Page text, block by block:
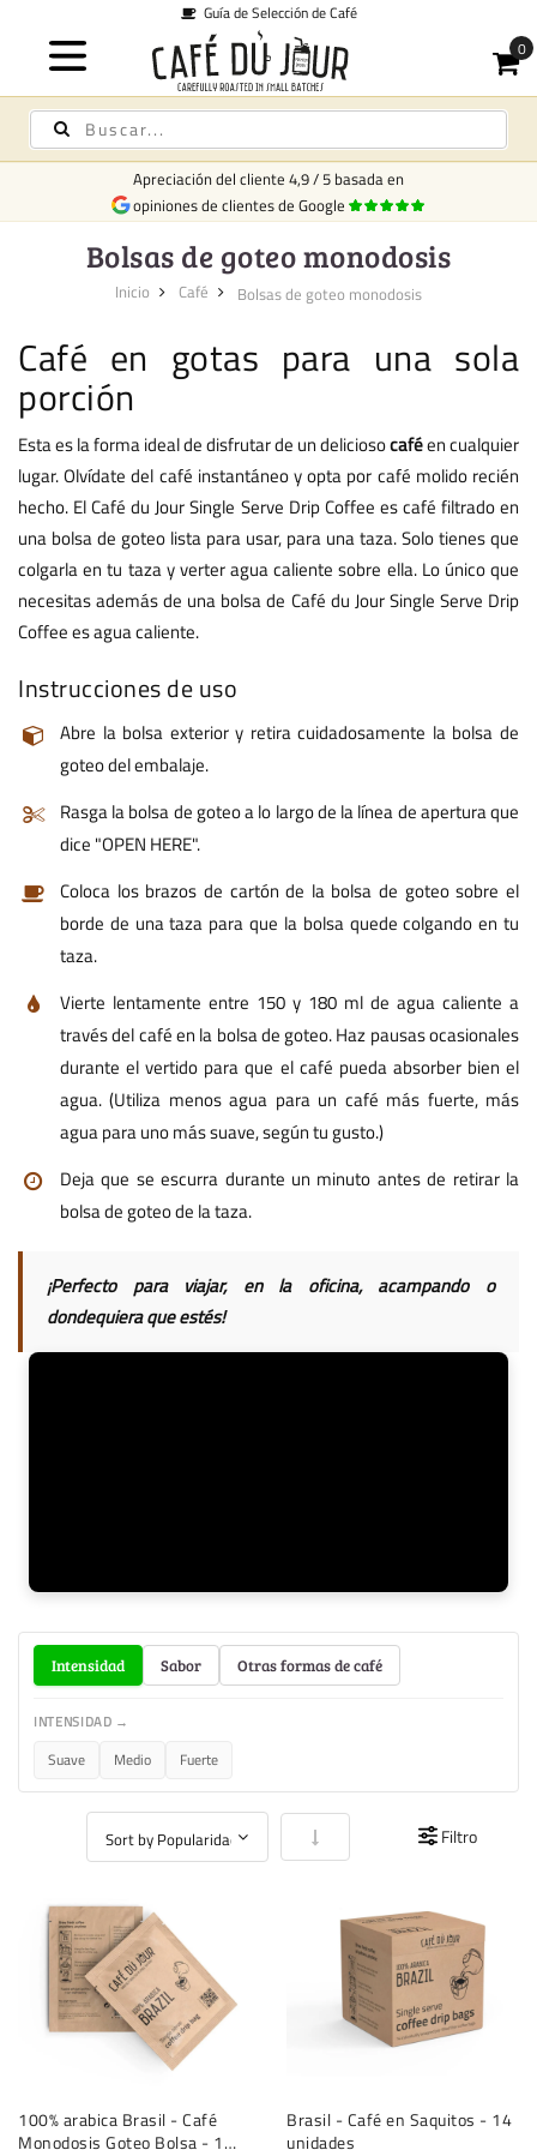
Guía de Selección de Café
Apreciación del cliente 4,9/5 basada en
opiniones de clientes de Google
Bolsas de goteo monodosis
Inicio Café Bolsas de goteo monodosis
Café en gotas para una sola
porción
Esta es la forma ideal de disfrutar de un deliciosocaféen cualquier
lugar. Olvídate del café instantáneo y opta por café molido recién
hecho. El Café du Jour Single Serve Drip Coffee es café filtrado en
una bolsa de goteo lista para usar, para una taza. Solo tienes que
colgarla en tu taza y verter agua caliente sobre ella. Lo único que
necesitas además de una bolsa de Café du Jour Single Serve Drip
Coffee es agua caliente.
Instrucciones de uso
Abre la bolsa exterior y retira cuidadosamente la bolsa de
goteo del embalaje.
Rasga la bolsa de goteo a lo largo de la línea de apertura que
dice "OPEN HERE".
Coloca los brazos de cartón de la bolsa de goteo sobre el
borde de una taza para que la bolsa quede colgando en tu
taza.
Vierte lentamente entre 150 y 180 ml de agua caliente a
través del café en la bolsa de goteo. Haz pausas ocasionales
durante el vertido para que el café pueda absorber bien el
agua. (Utiliza menos agua para un café más fuerte, más
agua para uno más suave, según tu gusto.)
Deja que se escurra durante un minuto antes de retirar la
bolsa de goteo de la taza.
¡Perfecto para viajar, en la oficina, acampando o
dondequiera que estés!
Intensidad Sabor Otras formas de café
INTENSIDAD →
Suave Medio Fuerte
Fijar Dirección Ascendente
Filtro
100% arabica Brasil - Café
Monodosis Goteo Bolsa - 1
Brasil - Café en Saquitos - 14
unidades